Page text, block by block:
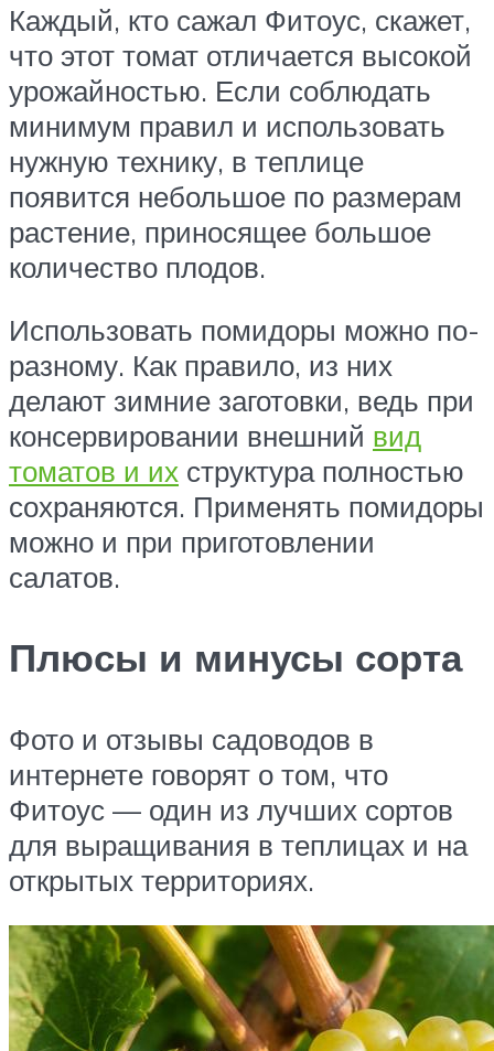
Каждый, кто сажал Фитоус, скажет,
что этот томат отличается высокой
урожайностью. Если соблюдать
минимум правил и использовать
нужную технику, в теплице
появится небольшое по размерам
растение, приносящее большое
количество плодов.
Использовать помидоры можно по-
разному. Как правило, из них
делают зимние заготовки, ведь при
консервировании внешний вид
томатов и их структура полностью
сохраняются. Применять помидоры
можно и при приготовлении
салатов.
Плюсы и минусы сорта
Фото и отзывы садоводов в
интернете говорят о том, что
Фитоус — один из лучших сортов
для выращивания в теплицах и на
открытых территориях.